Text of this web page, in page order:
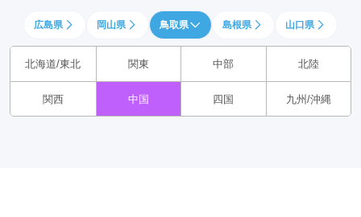
広島県 岡山県 鳥取県 島根県 山口県
北海道/東北 関東 中部 北陸
関西 中国 四国 九州/沖縄